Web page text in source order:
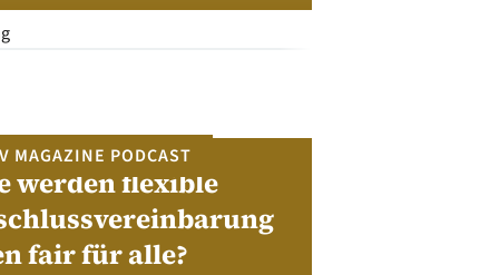
MAGAZINE PODCAST
werden flexible
fair für alle?